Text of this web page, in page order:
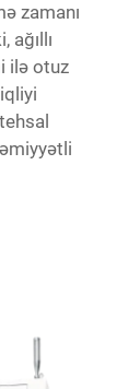
zamanı
ilə otuz